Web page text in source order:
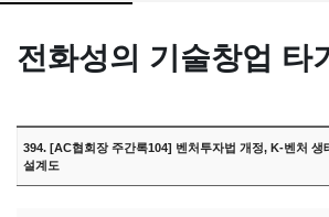
전화성의 기술창업 타
394. [AC협회장 주간록104] 벤처투자법 개정, K-벤처 생
설계도